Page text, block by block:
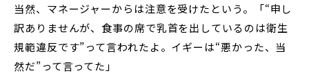
当然、マネージャーからは注意を受けたという。「“申し
訳ありませんが、食事の席で乳首を出しているのは衛生
規範違反です”って言われたよ。イギーは“悪かった、当
然だ”って言ってた」